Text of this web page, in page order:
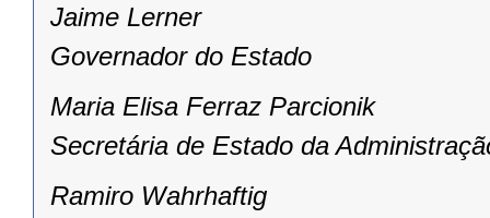
Jaime Lerner
Governador do Estado
Maria Elisa Ferraz Parcionik
Secretária de Estado da
Ramiro Wahrhaftig